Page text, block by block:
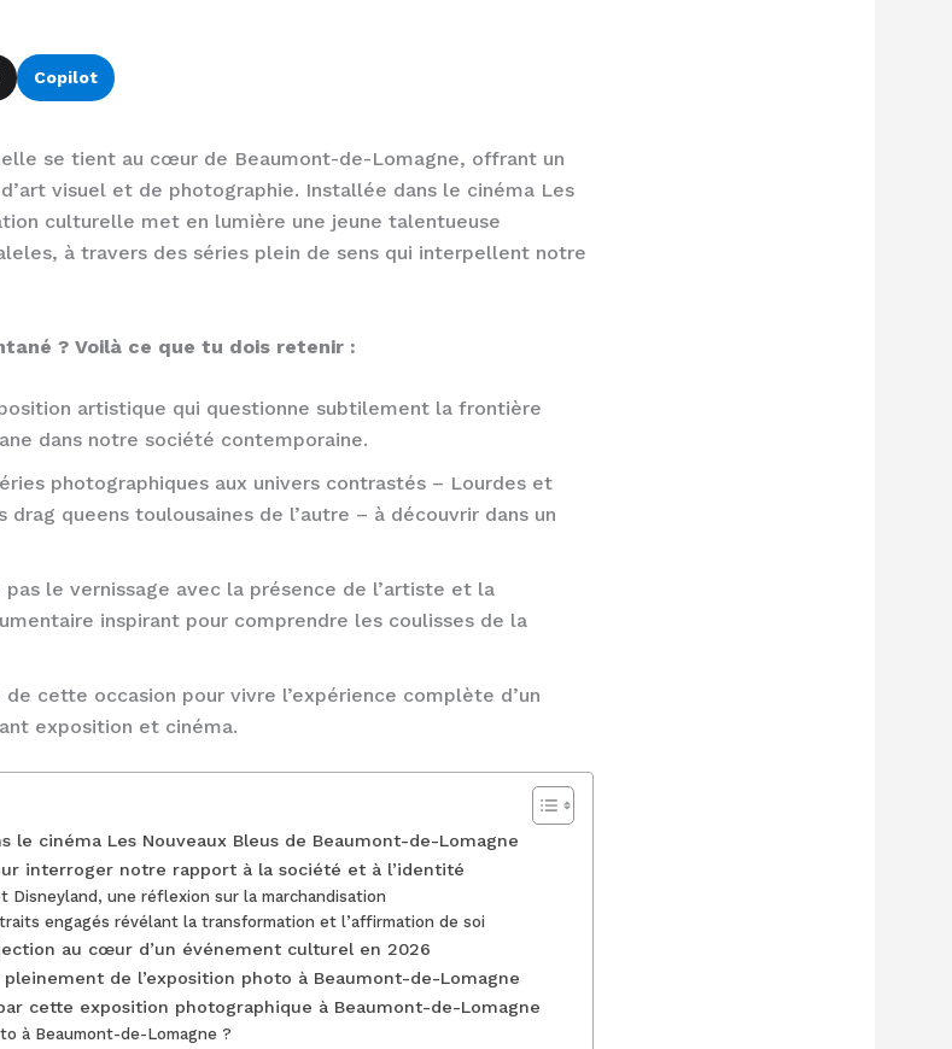
Copilot
se tient au cœur de Beaumont-de-Lomagne, offrant un
visuel et de photographie. Installée dans le cinéma Les
culturelle met en lumière une jeune talentueuse
à travers des séries plein de sens qui interpellent notre
? Voilà ce que tu dois retenir :
artistique qui questionne subtilement la frontière
dans notre société contemporaine.
photographiques aux univers contrastés – Lourdes et
drag queens toulousaines de l’autre – à découvrir dans un
pas le vernissage avec la présence de l’artiste et la
inspirant pour comprendre les coulisses de la
de cette occasion pour vivre l’expérience complète d’un
exposition et cinéma.
le cinéma Les Nouveaux Bleus de Beaumont-de-Lomagne
interroger notre rapport à la société et à l’identité
Disneyland, une réflexion sur la marchandisation
engagés révélant la transformation et l’affirmation de soi
au cœur d’un événement culturel en 2026
de l’exposition photo à Beaumont-de-Lomagne
cette exposition photographique à Beaumont-de-Lomagne
à Beaumont-de-Lomagne ?